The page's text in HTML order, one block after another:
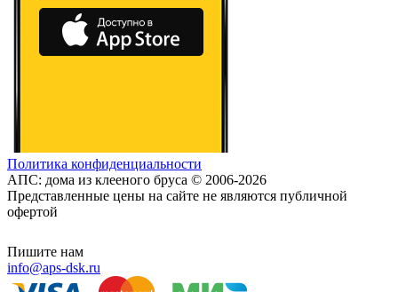
Политика конфиденциальности
АПС: дома из клееного бруса © 2006-2026
Представленные цены на сайте не являются публичной
офертой
Пишите нам
info@aps-dsk.ru